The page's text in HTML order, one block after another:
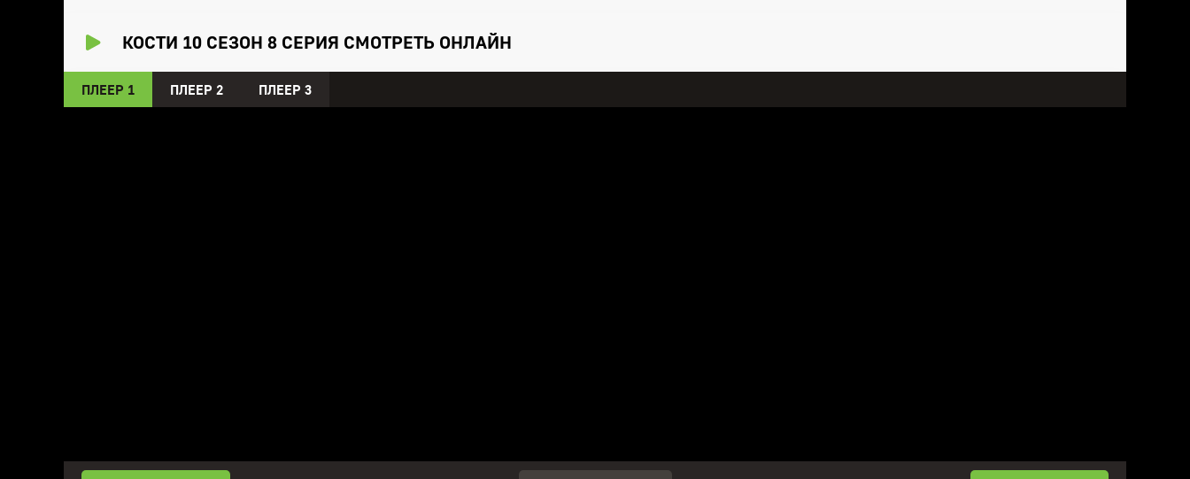
КОСТИ 10 СЕЗОН 8 СЕРИЯ СМОТРЕТЬ ОНЛАЙН
ПЛЕЕР 1 ПЛЕЕР 2 ПЛЕЕР 3